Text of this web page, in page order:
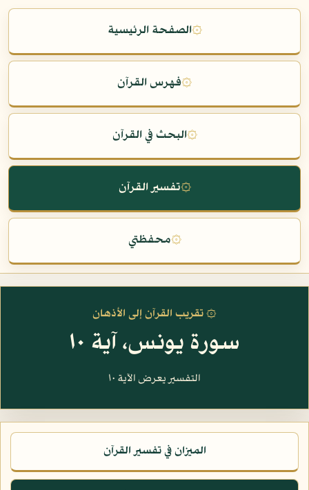
۞الصفحة الرئيسية
۞فهرس القرآن
۞البحث في القرآن
۞تفسير القرآن
۞محفظتي
۞ تقريب القرآن إلى الأذهان
سورة يونس، آية ١٠
التفسير يعرض الآية ١٠
الميزان في تفسير القرآن